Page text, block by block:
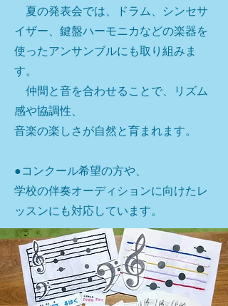
夏の発表会では、ドラム、シンセサ
イザー、鍵盤ハーモニカなどの楽器を
使ったアンサンブルにも取り組みま
す。
仲間と音を合わせることで、リズム
感や協調性、
音楽の楽しさが自然と育まれます。
●コンクール希望の方や、
学校の伴奏オーディションに向けたレ
ッスンにも対応しています。